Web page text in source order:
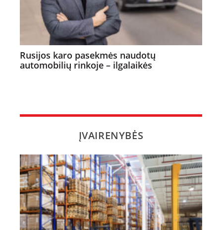
Rusijos karo pasekmės naudotų
automobilių rinkoje – ilgalaikės
ĮVAIRENYBĖS